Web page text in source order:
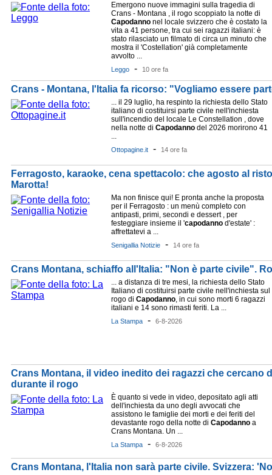
Emergono nuove immagini sulla tragedia di
Crans - Montana , il rogo scoppiato la notte di
Capodanno nel locale svizzero che è costato la
vita a 41 persone, tra cui sei ragazzi italiani: è
stato rilasciato un filmato di circa un minuto che
mostra il 'Costellation' già completamente
avvolto ...
Leggo - 10 ore fa
Crans - Montana, l'Italia fa ricorso: "Vogliamo essere
... il 29 luglio, ha respinto la richiesta dello Stato
italiano di costituirsi parte civile nell'inchiesta
sull'incendio del locale Le Constellation , dove
nella notte di Capodanno del 2026 morirono 41
...
Ottopagine.it - 14 ore fa
Ferragosto, karaoke, cena spettacolo: che agosto al
Marotta!
Ma non finisce qui! E pronta anche la proposta
per il Ferragosto : un menù completo con
antipasti, primi, secondi e dessert , per
festeggiare insieme il 'capodanno d'estate' :
affrettatevi a ...
Senigallia Notizie - 14 ore fa
Crans Montana, schiaffo all'Italia: "Non è parte civile".
... a distanza di tre mesi, la richiesta dello Stato
Italiano di costituirsi parte civile nell'inchiesta sul
rogo di Capodanno, in cui sono morti 6 ragazzi
italiani e 14 sono rimasti feriti. La ...
La Stampa - 6-8-2026
Crans Montana, il video inedito dei ragazzi che cercano
durante il rogo
È quanto si vede in video, depositato agli atti
dell'inchiesta da uno degli avvocati che
assistono le famiglie dei morti e dei feriti del
devastante rogo della notte di Capodanno a
Crans Montana. Un ...
La Stampa - 6-8-2026
Crans Montana, l'Italia non sarà parte civile. Svizzera: